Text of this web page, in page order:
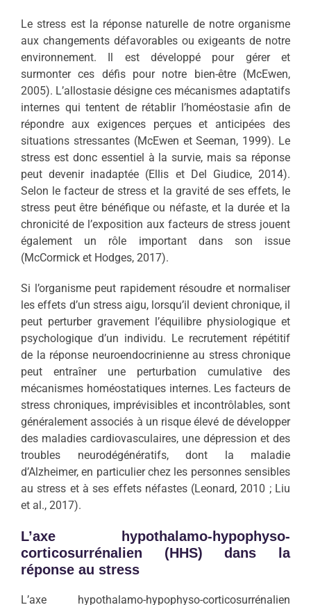
Le stress est la réponse naturelle de notre organisme
aux changements défavorables ou exigeants de notre
environnement. Il est développé pour gérer et
surmonter ces défis pour notre bien-être (McEwen,
2005). L’allostasie désigne ces mécanismes adaptatifs
internes qui tentent de rétablir l’homéostasie afin de
répondre aux exigences perçues et anticipées des
situations stressantes (McEwen et Seeman, 1999). Le
stress est donc essentiel à la survie, mais sa réponse
peut devenir inadaptée (Ellis et Del Giudice, 2014).
Selon le facteur de stress et la gravité de ses effets, le
stress peut être bénéfique ou néfaste, et la durée et la
chronicité de l’exposition aux facteurs de stress jouent
également un rôle important dans son issue
(McCormick et Hodges, 2017).
Si l’organisme peut rapidement résoudre et normaliser
les effets d’un stress aigu, lorsqu’il devient chronique, il
peut perturber gravement l’équilibre physiologique et
psychologique d’un individu. Le recrutement répétitif
de la réponse neuroendocrinienne au stress chronique
peut entraîner une perturbation cumulative des
mécanismes homéostatiques internes. Les facteurs de
stress chroniques, imprévisibles et incontrôlables, sont
généralement associés à un risque élevé de développer
des maladies cardiovasculaires, une dépression et des
troubles neurodégénératifs, dont la maladie
d’Alzheimer, en particulier chez les personnes sensibles
au stress et à ses effets néfastes (Leonard, 2010 ; Liu
et al., 2017).
L’axe hypothalamo-hypophyso-
corticosurrénalien (HHS) dans la
réponse au stress
L’axe hypothalamo-hypophyso-corticosurrénalien